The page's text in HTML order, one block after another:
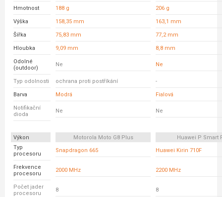
Hmotnost 188 g 206 g
Výška 158,35 mm 163,1 mm
Šířka 75,83 mm 77,2 mm
Hloubka 9,09 mm 8,8 mm
Odolné
(outdoor)
Ne Ne
Typ odolnosti ochrana proti postříkání -
Barva Modrá Fialová
Notifikační
dioda
Ne Ne
Výkon Motorola Moto G8 Plus
Huawei P Smart
Typ
procesoru
Snapdragon 665 Huawei Kirin 710F
Frekvence
procesoru
2000 MHz 2200 MHz
Počet jader
procesoru
8 8